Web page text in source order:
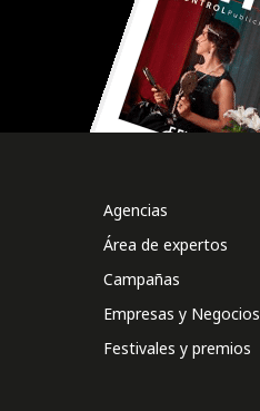
Agencias
Área de expertos
Campañas
Empresas y Negocios
Festivales y premios